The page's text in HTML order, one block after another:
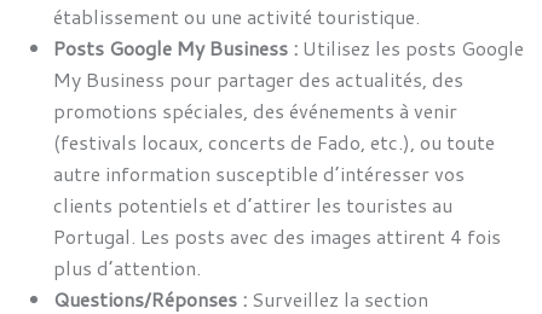
établissement ou une activité touristique.
Posts Google My Business : Utilisez les posts Google
My Business pour partager des actualités, des
promotions spéciales, des événements à venir
(festivals locaux, concerts de Fado, etc.), ou toute
autre information susceptible d’intéresser vos
clients potentiels et d’attirer les touristes au
Portugal. Les posts avec des images attirent 4 fois
plus d’attention.
Questions/Réponses : Surveillez la section